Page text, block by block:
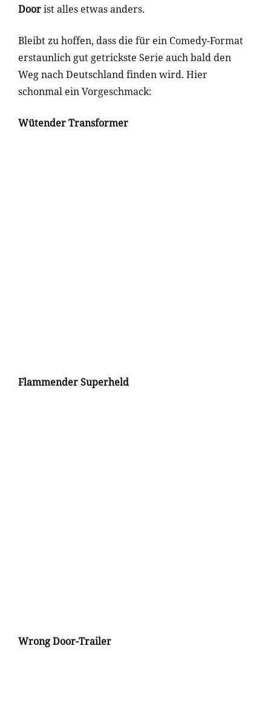
Doorist alles etwas anders.
Bleibt zu hoffen, dass die für ein Comedy-Format
erstaunlich gut getrickste Serie auch bald den
Weg nach Deutschland finden wird. Hier
schonmal ein Vorgeschmack:
Wütender Transformer
Flammender Superheld
Wrong Door-Trailer